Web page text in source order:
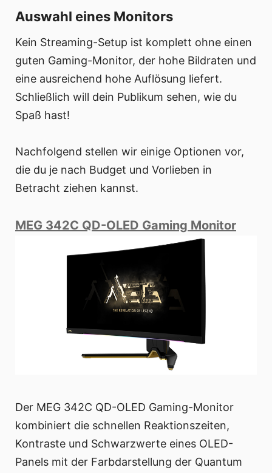
Auswahl eines Monitors
Kein Streaming-Setup ist komplett ohne einen
guten Gaming-Monitor, der hohe Bildraten und
eine ausreichend hohe Auflösung liefert.
Schließlich will dein Publikum sehen, wie du
Spaß hast!
Nachfolgend stellen wir einige Optionen vor,
die du je nach Budget und Vorlieben in
Betracht ziehen kannst.
MEG 342C QD-OLED Gaming Monitor
Der MEG 342C QD-OLED Gaming-Monitor
kombiniert die schnellen Reaktionszeiten,
Kontraste und Schwarzwerte eines OLED-
Panels mit der Farbdarstellung der Quantum